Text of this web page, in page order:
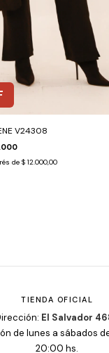
V24308
de $ 12.000,00
TIENDA OFICIAL
El Salvador
de lunes a sábados
20:00 hs.